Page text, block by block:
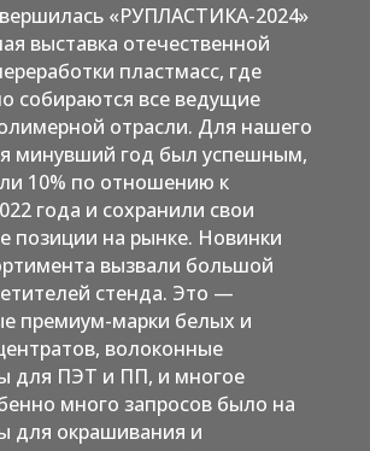
«РУПЛАСТИКА-2024»
выставка отечественной
пластмасс, где
собираются все ведущие
отрасли. Для нашего
минувший год был успешным,
10% по отношению к
года и сохранили свои
позиции на рынке. Новинки
вызвали большой
стенда. Это —
премиум-марки белых и
волоконные
для ПЭТ и ПП, и многое
много запросов было на
для окрашивания и